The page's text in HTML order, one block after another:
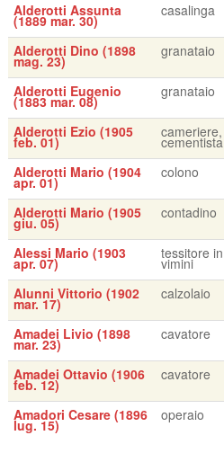
Alderotti Assunta
(1889 mar. 30)
casalinga
Alderotti Dino (1898
mag. 23)
granataio
Alderotti Eugenio
(1883 mar. 08)
granataio
Alderotti Ezio (1905
feb. 01)
cameriere,
cementista
Alderotti Mario (1904
apr. 01)
colono
Alderotti Mario (1905
giu. 05)
contadino
Alessi Mario (1903
apr. 07)
tessitore in
vimini
Alunni Vittorio (1902
mar. 17)
calzolaio
Amadei Livio (1898
mar. 23)
cavatore
Amadei Ottavio (1906
feb. 12)
cavatore
Amadori Cesare (1896
lug. 15)
operaio